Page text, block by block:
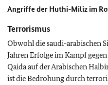
Angriffe der Huthi-Miliz im
Terrorismus
Obwohl die saudi-arabischen
Jahren Erfolge im Kampf
Qaida auf der Arabischen
ist die Bedrohung durch